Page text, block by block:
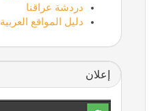
دردشة عراقنا
دليل المواقع العربية
إعلان